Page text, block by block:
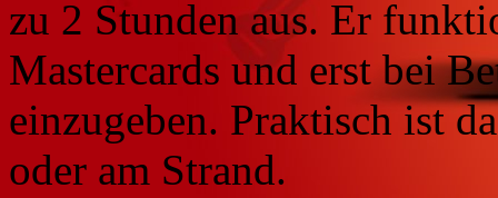
zu 2 Stunden aus. Er
Mastercards und erst bei
einzugeben. Praktisch ist
oder am Strand.